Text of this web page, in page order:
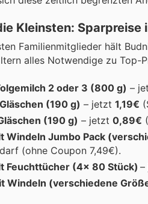
Kleinsten: Sparpreise
Familienmitglieder hält
alles Notwendige zu Top-
2 oder 3 (800 g) –
(190 g) – jetzt 1,19€
(190 g) – jetzt 0,89€
Windeln Jumbo Pack
(ohne Coupon 7,49€).
Feuchttücher (4x 80 Stück) –
Windeln (verschiedene